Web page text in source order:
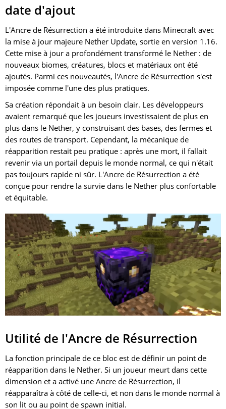
date d'ajout
L'Ancre de Résurrection a été introduite dans Minecraft avec
la mise à jour majeure Nether Update, sortie en version 1.16.
Cette mise à jour a profondément transformé le Nether : de
nouveaux biomes, créatures, blocs et matériaux ont été
ajoutés. Parmi ces nouveautés, l'Ancre de Résurrection s'est
imposée comme l'une des plus pratiques.
Sa création répondait à un besoin clair. Les développeurs
avaient remarqué que les joueurs investissaient de plus en
plus dans le Nether, y construisant des bases, des fermes et
des routes de transport. Cependant, la mécanique de
réapparition restait peu pratique : après une mort, il fallait
revenir via un portail depuis le monde normal, ce qui n'était
pas toujours rapide ni sûr. L'Ancre de Résurrection a été
conçue pour rendre la survie dans le Nether plus confortable
et équitable.
Utilité de l'Ancre de Résurrection
La fonction principale de ce bloc est de définir un point de
réapparition dans le Nether. Si un joueur meurt dans cette
dimension et a activé une Ancre de Résurrection, il
réapparaîtra à côté de celle-ci, et non dans le monde normal à
son lit ou au point de spawn initial.